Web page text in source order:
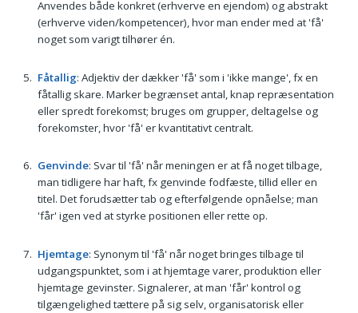
Anvendes både konkret (erhverve en ejendom) og abstrakt
(erhverve viden/kompetencer), hvor man ender med at 'få'
noget som varigt tilhører én.
Fåtallig: Adjektiv der dækker 'få' som i 'ikke mange', fx en
fåtallig skare. Marker begrænset antal, knap repræsentation
eller spredt forekomst; bruges om grupper, deltagelse og
forekomster, hvor 'få' er kvantitativt centralt.
Genvinde: Svar til 'få' når meningen er at få noget tilbage,
man tidligere har haft, fx genvinde fodfæste, tillid eller en
titel. Det forudsætter tab og efterfølgende opnåelse; man
'får' igen ved at styrke positionen eller rette op.
Hjemtage: Synonym til 'få' når noget bringes tilbage til
udgangspunktet, som i at hjemtage varer, produktion eller
hjemtage gevinster. Signalerer, at man 'får' kontrol og
tilgængelighed tættere på sig selv, organisatorisk eller